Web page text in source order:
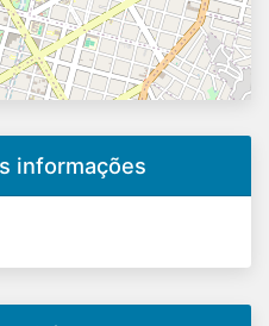
informações